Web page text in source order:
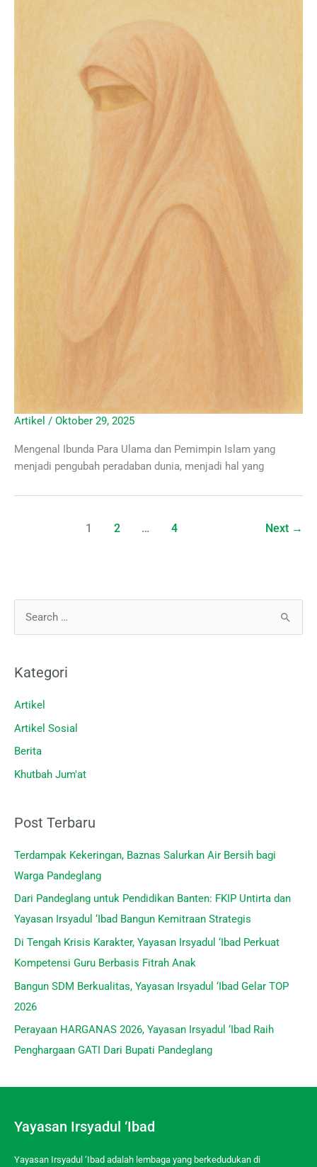
i
u
n
Kategori
Artikel
Artikel Sosial
Berita
Khutbah Jum'at
Post Terbaru
Terdampak Kekeringan, Baznas Salurkan Air Bersih bagi
Warga Pandeglang
Dari Pandeglang untuk Pendidikan Banten: FKIP Untirta dan
Yayasan Irsyadul ‘Ibad Bangun Kemitraan Strategis
Di Tengah Krisis Karakter, Yayasan Irsyadul ‘Ibad Perkuat
Kompetensi Guru Berbasis Fitrah Anak
Bangun SDM Berkualitas, Yayasan Irsyadul ‘Ibad Gelar TOP
2026
Perayaan HARGANAS 2026, Yayasan Irsyadul ‘Ibad Raih
Penghargaan GATI Dari Bupati Pandeglang
Artikel / Oktober 29, 2025
Mengenal Ibunda Para Ulama dan Pemimpin Islam yang
menjadi pengubah peradaban dunia, menjadi hal yang
1 2 … 4 Next →
Yayasan Irsyadul ‘Ibad
Yayasan Irsyadul ‘Ibad adalah lembaga yang berkedudukan di